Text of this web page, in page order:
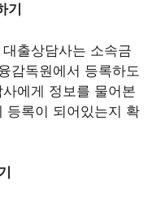
기
출상담사는 소속금
감독원에서 등록하도
에게 정보를 물어본
등록이 되어있는지 확